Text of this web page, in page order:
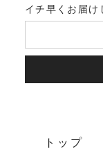
イチ早くお届け
トップ